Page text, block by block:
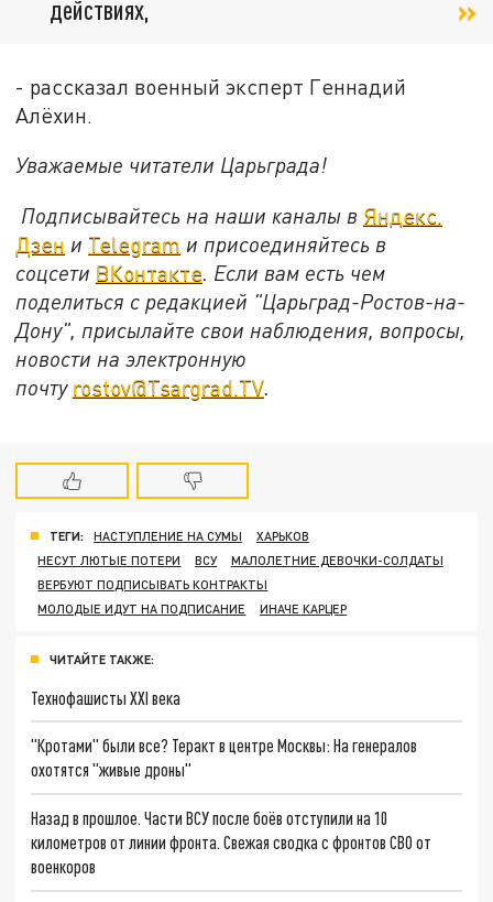
действиях,
- рассказал военный эксперт Геннадий
Алёхин.
Уважаемые читатели Царьграда!
Подписывайтесь на наши каналы в Яндекс.
Дзен и Telegram и присоединяйтесь в
соцсети ВКонтакте. Если вам есть чем
поделиться с редакцией "Царьград-Ростов-на-
Дону", присылайте свои наблюдения, вопросы,
новости на электронную
почту rostov@Tsargrad.ТV.
ТЕГИ: НАСТУПЛЕНИЕ НА СУМЫ
ХАРЬКОВ
НЕСУТ ЛЮТЫЕ ПОТЕРИ
ВСУ
МАЛОЛЕТНИЕ ДЕВОЧКИ-СОЛДАТЫ
ВЕРБУЮТ ПОДПИСЫВАТЬ КОНТРАКТЫ
МОЛОДЫЕ ИДУТ НА ПОДПИСАНИЕ
ИНАЧЕ КАРЦЕР
ЧИТАЙТЕ ТАКЖЕ:
Технофашисты XXI века
"Кротами" были все? Теракт в центре Москвы: На генералов
охотятся "живые дроны"
Назад в прошлое. Части ВСУ после боёв отступили на 10
километров от линии фронта. Свежая сводка с фронтов СВО от
военкоров